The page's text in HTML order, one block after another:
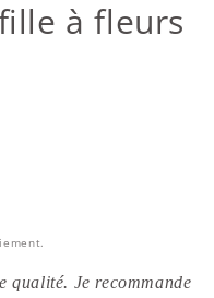
à fleurs
qualité. Je recommande